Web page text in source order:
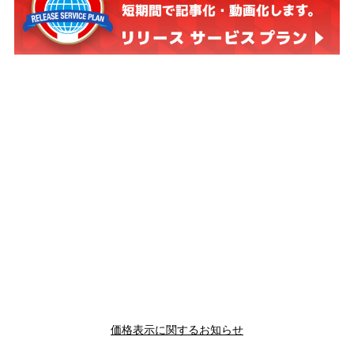
価格表示に関するお知らせ